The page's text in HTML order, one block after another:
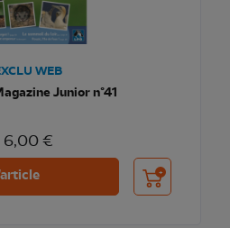
WEB
Junior n°41
6,00 €
Ajouter au